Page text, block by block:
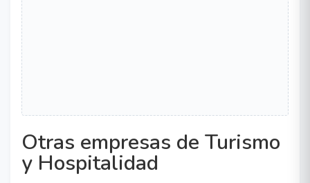
Otras empresas de Turismo
y Hospitalidad